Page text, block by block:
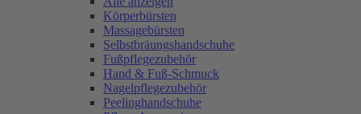
Körperbürsten
Massagebürsten
Selbstbräungshandschuhe
Fußpflegezubehör
Hand & Fuß-Schmuck
Nagelpflegezubehör
Peelinghandschuhe